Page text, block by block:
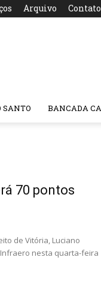
Arquivo Contato
SANTO BANCADA
70 pontos
de Vitória, Luciano
nesta quarta-feira